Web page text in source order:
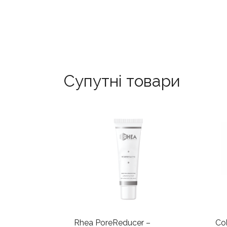
Супутні товари
Rhea PoreReducer –